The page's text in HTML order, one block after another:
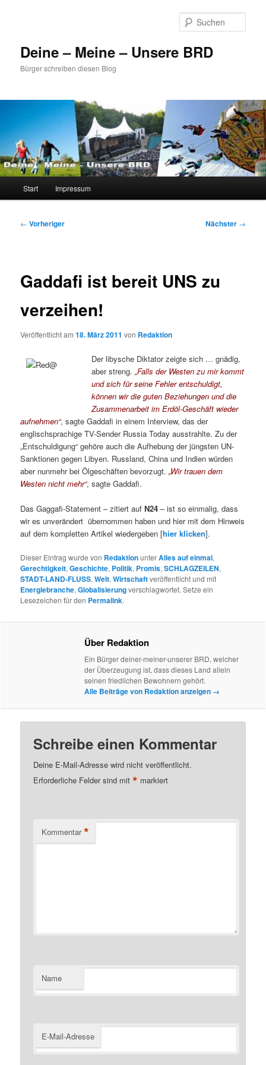
Deine – Meine – Unsere BRD
Bürger schreiben diesen Blog
Start Impressum
Beitragsnavigation
← Vorheriger Nächster →
Gaddafi ist bereit UNS zu
verzeihen!
Veröffentlicht am18. März 2011 von Redaktion
Der libysche Diktator zeigte sich … gnädig,
aber streng.„Falls der Westen zu mir kommt
und sich für seine Fehler entschuldigt,
können wir die guten Beziehungen und die
Zusammenarbeit im Erdöl-Geschäft wieder
aufnehmen“, sagte Gaddafi in einem Interview, das der
englischsprachige TV-Sender Russia Today ausstrahlte. Zu der
„Entschuldigung“ gehöre auch die Aufhebung der jüngsten UN-
Sanktionen gegen Libyen. Russland, China und Indien würden
aber nunmehr bei Ölgeschäften bevorzugt.„Wir trauen dem
Westen nicht mehr“, sagte Gaddafi.
DasGaggafi-Statement – zitiertaufN24 – ist so einmalig, dass
wir es unverändert übernommen haben und hier mit dem Hinweis
auf dem kompletten Artikel wiedergeben [hier klicken].
Dieser Eintrag wurde von RedaktionunterAlles auf einmal,
Gerechtigkeit,Geschichte, Politik, Promis,SCHLAGZEILEN,
STADT-LAND-FLUSS,Welt,Wirtschaftveröffentlicht und mit
Energiebranche,Globalisierungverschlagwortet. Setze ein
Lesezeichen für den Permalink.
Über Redaktion
Ein Bürger deiner-meiner-unserer BRD, welcher
der Überzeugung ist, dass dieses Land allein
seinen friedlichen Bewohnern gehört.
Alle Beiträge von Redaktion anzeigen →
Schreibe einen Kommentar
Deine E-Mail-Adresse wird nicht veröffentlicht.
Erforderliche Felder sind mit* markiert
Kommentar *
Name
E-Mail-Adresse